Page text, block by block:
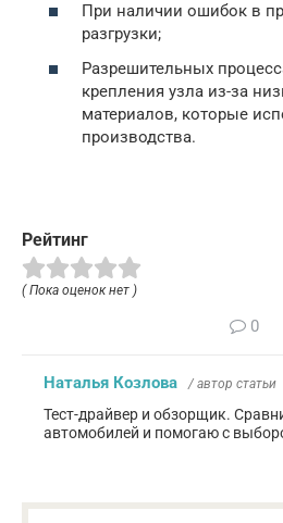
При наличии ошибок в
разгрузки;
Разрешительных
крепления узла из-за
материалов, которые
производства.
Рейтинг
( Пока оценок нет )
0
Наталья Козлова / автор статьи
Тест-драйвер и обзорщик.
автомобилей и помогаю с